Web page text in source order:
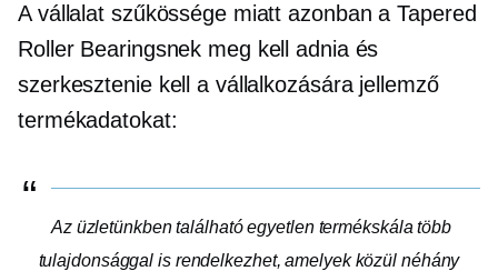
A vállalat szűkössége miatt azonban a Tapered
Roller Bearingsnek meg kell adnia és
szerkesztenie kell a vállalkozására jellemző
termékadatokat:
Az üzletünkben található egyetlen termékskála több
tulajdonsággal is rendelkezhet, amelyek közül néhány